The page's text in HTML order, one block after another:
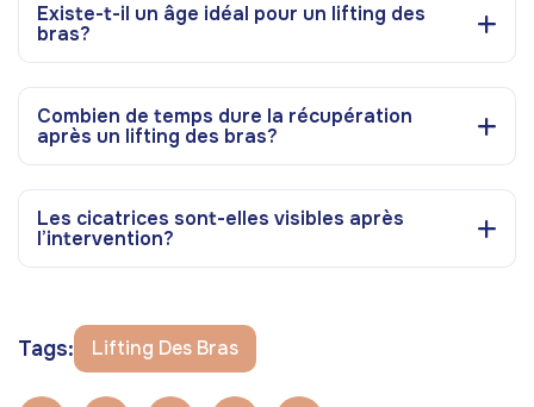
Existe-t-il un âge idéal pour un lifting des
bras?
Combien de temps dure la récupération
après un lifting des bras?
Les cicatrices sont-elles visibles après
l’intervention?
Tags: Lifting Des Bras